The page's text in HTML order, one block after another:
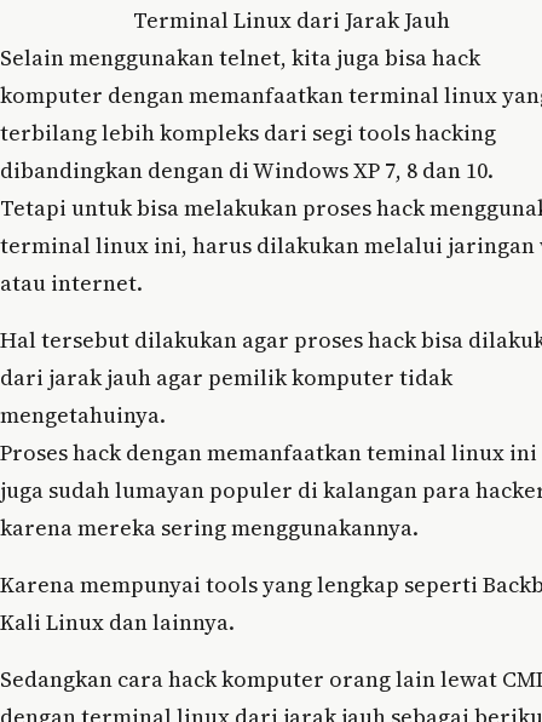
Terminal Linux dari Jarak Jauh
Selain menggunakan telnet, kita juga bisa hack
komputer dengan memanfaatkan terminal linux
terbilang lebih kompleks dari segi tools hacking
dibandingkan dengan di Windows XP 7, 8 dan 10.
Tetapi untuk bisa melakukan proses hack
terminal linux ini, harus dilakukan melalui jaringan
atau internet.
Hal tersebut dilakukan agar proses hack bisa
dari jarak jauh agar pemilik komputer tidak
mengetahuinya.
Proses hack dengan memanfaatkan teminal linux ini
juga sudah lumayan populer di kalangan para
karena mereka sering menggunakannya.
Karena mempunyai tools yang lengkap seperti
Kali Linux dan lainnya.
Sedangkan cara hack komputer orang lain lewat